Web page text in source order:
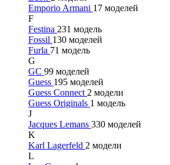
Emporio Armani 17 моделей
F
Festina 231 модель
Fossil 130 моделей
Furla 71 модель
G
GC 99 моделей
Guess 195 моделей
Guess Connect 2 модели
Guess Originals 1 модель
J
Jacques Lemans 330 моделей
K
Karl Lagerfeld 2 модели
L